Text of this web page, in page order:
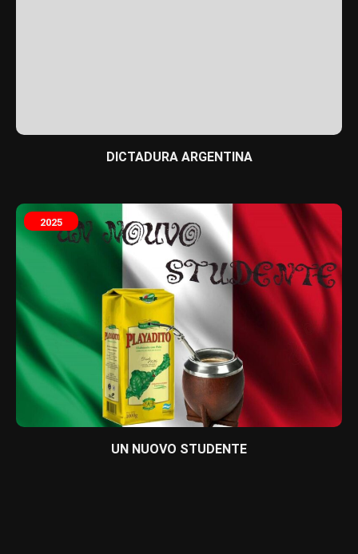
DICTADURA ARGENTINA
2025
UN NUOVO STUDENTE